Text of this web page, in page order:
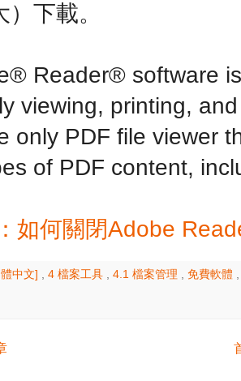
下載。
Reader® software
viewing, printing,
only PDF file viewer
of PDF content,
如何關閉Adobe
中文] 4 檔案工具 4.1 檔案管理 免費軟體